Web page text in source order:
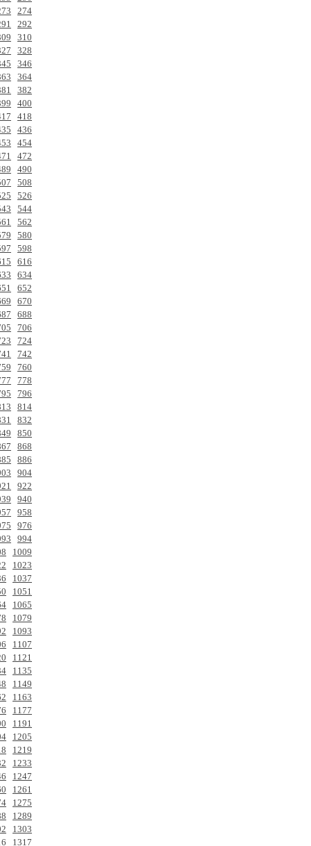
274
292
310
328
346
364
382
400
418
436
454
472
490
508
526
544
562
580
598
616
634
652
670
688
706
724
742
760
778
796
814
832
850
868
886
904
922
940
958
976
994
1009
1023
1037
1051
1065
1079
1093
1107
1121
1135
1149
1163
1177
1191
1205
1219
1233
1247
1261
1275
1289
1303
1317